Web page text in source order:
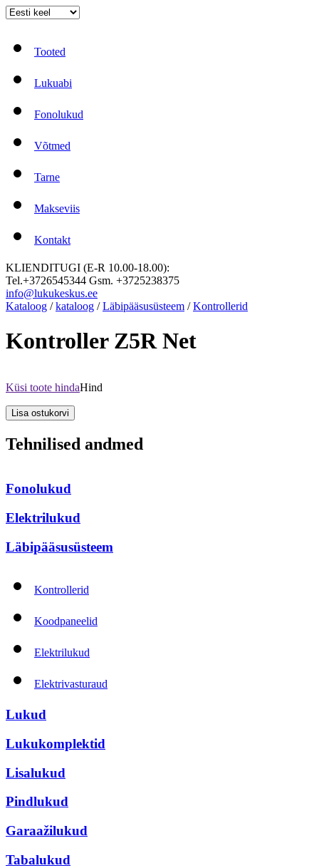
Tooted
Lukuabi
Fonolukud
Võtmed
Tarne
Makseviis
Kontakt
KLIENDITUGI (E-R 10.00-18.00):
Tel.+3726545344 Gsm. +3725238375
info@lukukeskus.ee
Kataloog /kataloog /Läbipääsusüsteem /Kontrollerid
Kontroller Z5R Net
Küsi toote hindaHind
Tehnilised andmed
Fonolukud
Elektrilukud
Läbipääsusüsteem
Kontrollerid
Koodpaneelid
Elektrilukud
Elektrivasturaud
Lukud
Lukukomplektid
Lisalukud
Pindlukud
Garaažilukud
Tabalukud